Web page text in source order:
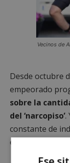
Vecinos de
Desde octubre
empeorado
sobre la
del ‘narcopiso’.
constante de
especialmente